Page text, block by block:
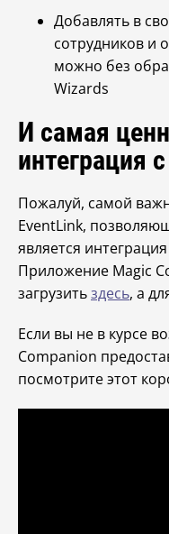
Добавлять в
сотрудников и
можно без
Wizards
И самая
интеграция с
Пожалуй, самой
EventLink,
является интеграция
Приложение Magic
загрузитьздесь, а
Если вы не в курсе
Companion
посмотрите этот